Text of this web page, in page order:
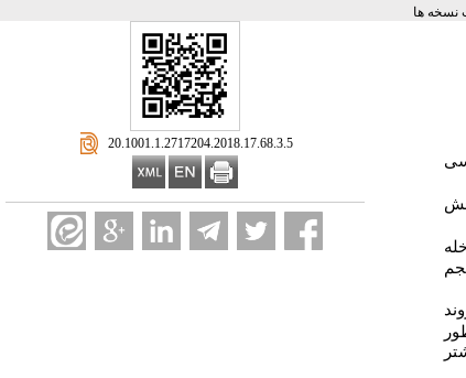
ها
‎ 20.1001.1.2717204.2018.17.68.3.5
حجم